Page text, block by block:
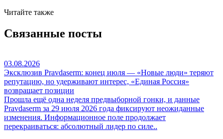
Читайте также
Связанные посты
03.08.2026
Эксклюзив Pravdaserm: конец июля — «Новые люди» теряют
репутацию, но удерживают интерес, «Единая Россия»
возвращает позиции
Прошла ещё одна неделя предвыборной гонки, и данные
Pravdaserm за 29 июля 2026 года фиксируют неожиданные
изменения. Информационное поле продолжает
перекраиваться: абсолютный лидер по силе..